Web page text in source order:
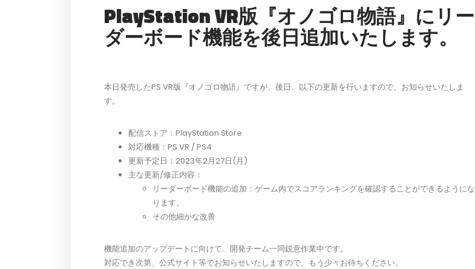
PlayStation VR版『オノゴロ物語』にリー
ダーボード機能を後日追加いたします。
本日発売したPS VR版『オノゴロ物語』ですが、後日、以下の更新を行いますので、お知らせいたしま
す。
配信ストア：PlayStation Store
対応機種：PS VR / PS4
更新予定日：2023年2月27日(月)
主な更新/修正内容：
リーダーボード機能の追加：ゲーム内でスコアランキングを確認することができるようにな
ります。
その他細かな改善
機能追加のアップデートに向けて、開発チーム一同鋭意作業中です。
対応でき次第、公式サイト等でお知らせいたしますので、もう少々お待ちください。